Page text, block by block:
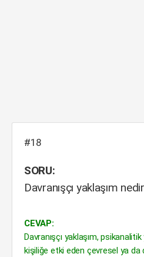
#18
SORU:
Davranışçı yaklaşım
CEVAP:
Davranışçı yaklaşım,
kişiliğe etki eden çevresel ya da